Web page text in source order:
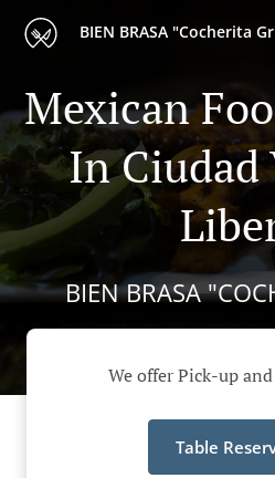
BIEN BRASA "Cocherita
Mexican
In
BIEN BRASA
We offer Pick-up
Table